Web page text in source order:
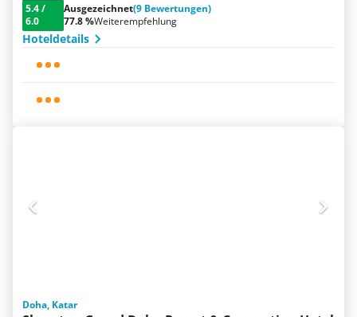
5.4/
6.0
Ausgezeichnet(9 Bewertungen)
77.8 %Weiterempfehlung
Hoteldetails
Doha, Katar